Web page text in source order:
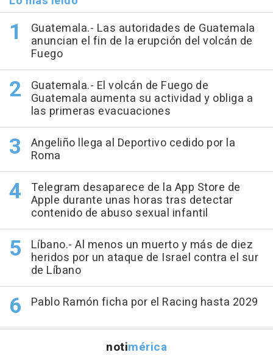
Guatemala.- Las autoridades de Guatemala
anuncian el fin de la erupción del volcán de
Fuego
Guatemala.- El volcán de Fuego de
Guatemala aumenta su actividad y obliga a
las primeras evacuaciones
Angeliño llega al Deportivo cedido por la
Roma
Telegram desaparece de la App Store de
Apple durante unas horas tras detectar
contenido de abuso sexual infantil
Líbano.- Al menos un muerto y más de diez
heridos por un ataque de Israel contra el sur
de Líbano
Pablo Ramón ficha por el Racing hasta 2029
notimérica